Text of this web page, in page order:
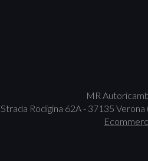
MR
Strada Rodigina 62A - 37135